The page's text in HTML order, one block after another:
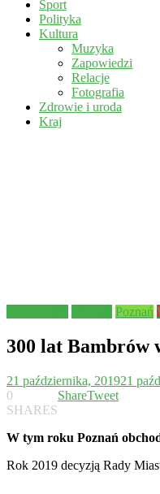
Sport
Polityka
Kultura
Muzyka
Zapowiedzi
Relacje
Fotografia
Zdrowie i uroda
Kraj
Poznań
300 lat Bambrów
21 października, 201921
0
SHARES
ShareTweet
W tym roku Poznań
Rok 2019 decyzją Rady